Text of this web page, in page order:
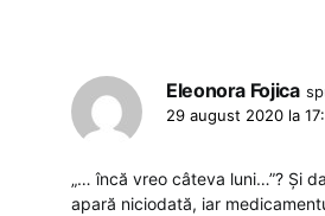
Eleonora Fojica
29 august 2020 la
„… încă vreo câteva luni…”? Și
apară niciodată, iar